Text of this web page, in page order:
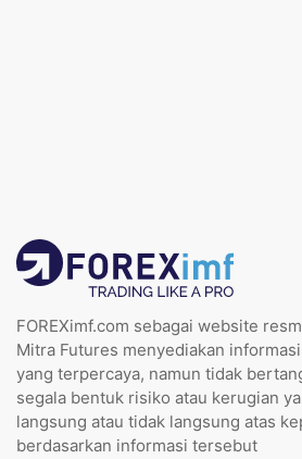
FOREXimf.com sebagai website
Mitra Futures menyediakan
yang terpercaya, namun tidak
segala bentuk risiko atau kerugian
langsung atau tidak langsung atas
berdasarkan informasi tersebut